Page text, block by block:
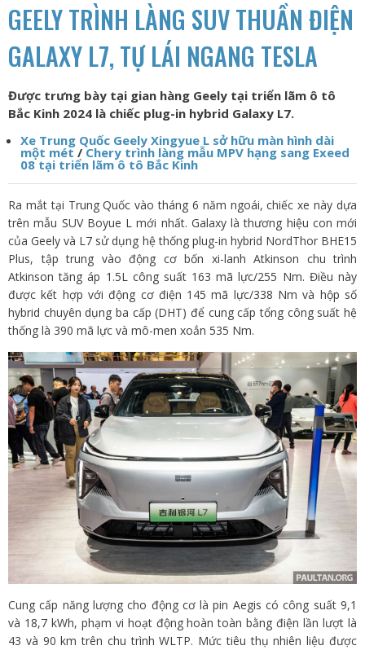
GEELY TRÌNH LÀNG SUV THUẦN ĐIỆN
GALAXY L7, TỰ LÁI NGANG TESLA
Được trưng bày tại gian hàng Geely tại triển lãm ô tô
Bắc Kinh 2024 là chiếc plug-in hybrid Galaxy L7.
Xe Trung Quốc Geely Xingyue L sở hữu màn hình dài
một mét / Chery trình làng mẫu MPV hạng sang Exeed
08 tại triển lãm ô tô Bắc Kinh
Ra mắt tại Trung Quốc vào tháng 6 năm ngoái, chiếc xe này dựa
trên mẫu SUV Boyue L mới nhất. Galaxy là thương hiệu con mới
của Geely và L7 sử dụng hệ thống plug-in hybrid NordThor BHE15
Plus, tập trung vào động cơ bốn xi-lanh Atkinson chu trình
Atkinson tăng áp 1.5L công suất 163 mã lực/255 Nm. Điều này
được kết hợp với động cơ điện 145 mã lực/338 Nm và hộp số
hybrid chuyên dụng ba cấp (DHT) để cung cấp tổng công suất hệ
thống là 390 mã lực và mô-men xoắn 535 Nm.
Cung cấp năng lượng cho động cơ là pin Aegis có công suất 9,1
và 18,7 kWh, phạm vi hoạt động hoàn toàn bằng điện lần lượt là
43 và 90 km trên chu trình WLTP. Mức tiêu thụ nhiên liệu được